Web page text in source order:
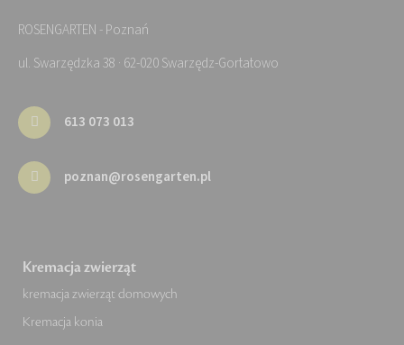
ROSENGARTEN - Poznań
ul. Swarzędzka 38 · 62-020 Swarzędz-Gortatowo
613 073 013
poznan@rosengarten.pl
Kremacja zwierząt
kremacja zwierząt domowych
Kremacja konia